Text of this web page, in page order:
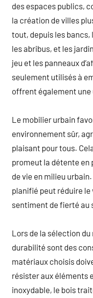
des espaces publics,
la création de villes
tout, depuis les bancs,
les abribus, et les
jeu et les panneaux
seulement utilisés à
offrent également
Le mobilier urbain
environnement sûr,
plaisant pour tous.
promeut la détente en
de vie en milieu
planifié peut réduire le
sentiment de fierté au
Lors de la sélection
durabilité sont des
matériaux choisis
résister aux éléments
inoxydable, le bois